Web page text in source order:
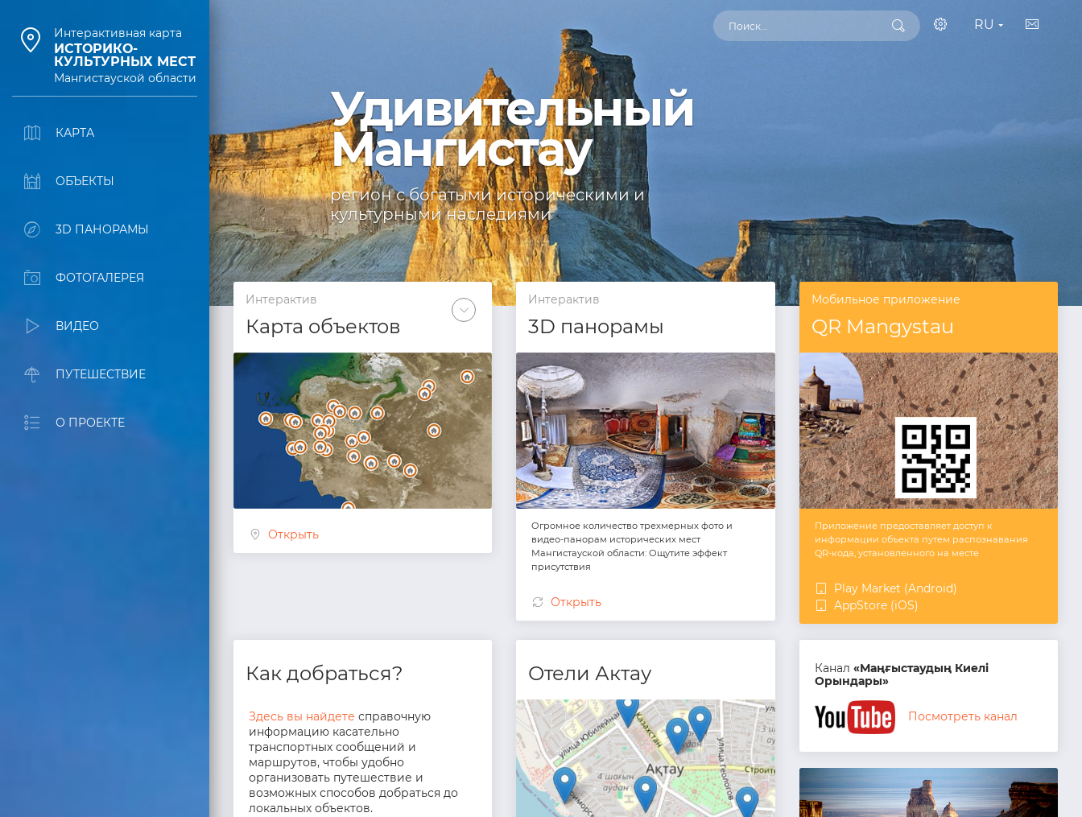
Интерактивная карта
ИСТОРИКО-
КУЛЬТУРНЫХ МЕСТ
Мангистауской области
КАРТА
ОБЪЕКТЫ
3D ПАНОРАМЫ
ФОТОГАЛЕРЕЯ
ВИДЕО
ПУТЕШЕСТВИЕ
О ПРОЕКТЕ
RU
Удивительный
Мангистау
регион с богатыми историческими и
культурными наследиями
Интерактив
Карта объектов
Открыть
Интерактив
3D панорамы
Огромное количество трехмерных фото и
видео-панорам исторических мест
Мангистауской области: Ощутите эффект
присутствия
Открыть
Мобильное приложение
QR Mangystau
Приложение предоставляет доступ к
информации объекта путем распознавания
QR-кода, установленного на месте
Play Market (Android)
AppStore (iOS)
Как добраться?
Здесь вы найдете справочную
информацию касательно
транспортных сообщений и
маршрутов, чтобы удобно
организовать путешествие и
возможных способов добраться до
локальных объектов.
Отели Актау Канал «Маңғыстаудың Киелі
Орындары»
Посмотреть канал